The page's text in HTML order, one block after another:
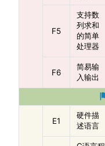
F5
支持数
列求和
的简单
处理器
F6
简易输
入输出
E1
硬件描
述语言